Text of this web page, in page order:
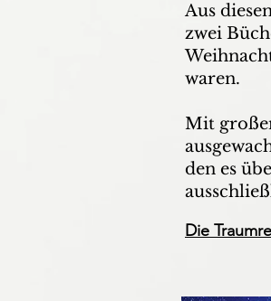
Aus
zwei
waren.
Mit
den es
Die